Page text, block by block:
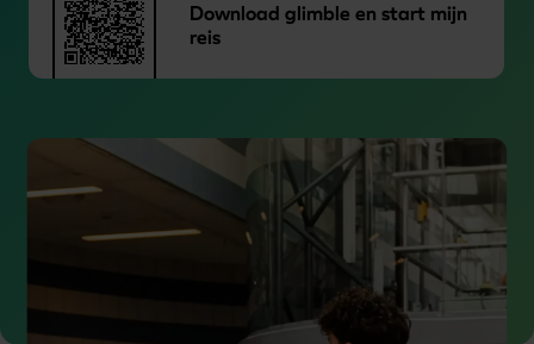
Download glimble en start mijn
reis